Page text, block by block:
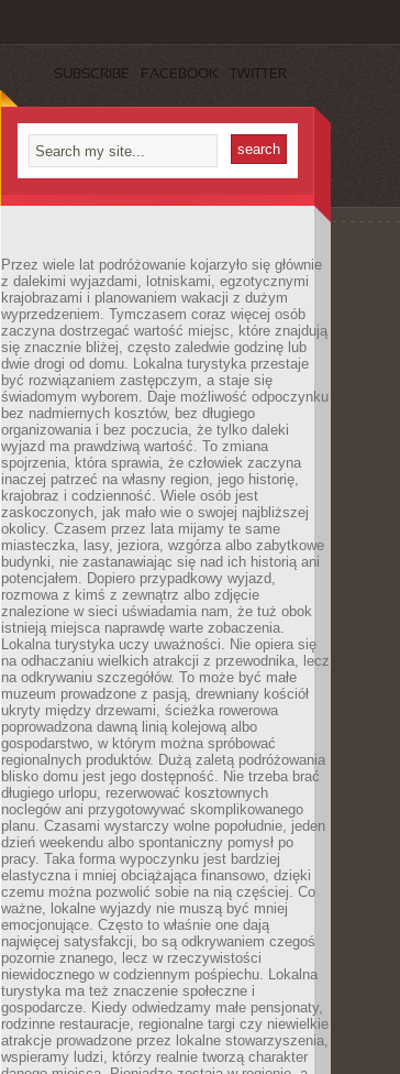
SUBSCRIBE FACEBOOK TWITTER
Przez wiele lat podróżowanie kojarzyło się głównie
z dalekimi wyjazdami, lotniskami, egzotycznymi
krajobrazami i planowaniem wakacji z dużym
wyprzedzeniem. Tymczasem coraz więcej osób
zaczyna dostrzegać wartość miejsc, które znajdują
się znacznie bliżej, często zaledwie godzinę lub
dwie drogi od domu. Lokalna turystyka przestaje
być rozwiązaniem zastępczym, a staje się
świadomym wyborem. Daje możliwość odpoczynku
bez nadmiernych kosztów, bez długiego
organizowania i bez poczucia, że tylko daleki
wyjazd ma prawdziwą wartość. To zmiana
spojrzenia, która sprawia, że człowiek zaczyna
inaczej patrzeć na własny region, jego historię,
krajobraz i codzienność. Wiele osób jest
zaskoczonych, jak mało wie o swojej najbliższej
okolicy. Czasem przez lata mijamy te same
miasteczka, lasy, jeziora, wzgórza albo zabytkowe
budynki, nie zastanawiając się nad ich historią ani
potencjałem. Dopiero przypadkowy wyjazd,
rozmowa z kimś z zewnątrz albo zdjęcie
znalezione w sieci uświadamia nam, że tuż obok
istnieją miejsca naprawdę warte zobaczenia.
Lokalna turystyka uczy uważności. Nie opiera się
na odhaczaniu wielkich atrakcji z przewodnika, lecz
na odkrywaniu szczegółów. To może być małe
muzeum prowadzone z pasją, drewniany kościół
ukryty między drzewami, ścieżka rowerowa
poprowadzona dawną linią kolejową albo
gospodarstwo, w którym można spróbować
regionalnych produktów. Dużą zaletą podróżowania
blisko domu jest jego dostępność. Nie trzeba brać
długiego urlopu, rezerwować kosztownych
noclegów ani przygotowywać skomplikowanego
planu. Czasami wystarczy wolne popołudnie, jeden
dzień weekendu albo spontaniczny pomysł po
pracy. Taka forma wypoczynku jest bardziej
elastyczna i mniej obciążająca finansowo, dzięki
czemu można pozwolić sobie na nią częściej. Co
ważne, lokalne wyjazdy nie muszą być mniej
emocjonujące. Często to właśnie one dają
najwięcej satysfakcji, bo są odkrywaniem czegoś
pozornie znanego, lecz w rzeczywistości
niewidocznego w codziennym pośpiechu. Lokalna
turystyka ma też znaczenie społeczne i
gospodarcze. Kiedy odwiedzamy małe pensjonaty,
rodzinne restauracje, regionalne targi czy niewielkie
atrakcje prowadzone przez lokalne stowarzyszenia,
wspieramy ludzi, którzy realnie tworzą charakter